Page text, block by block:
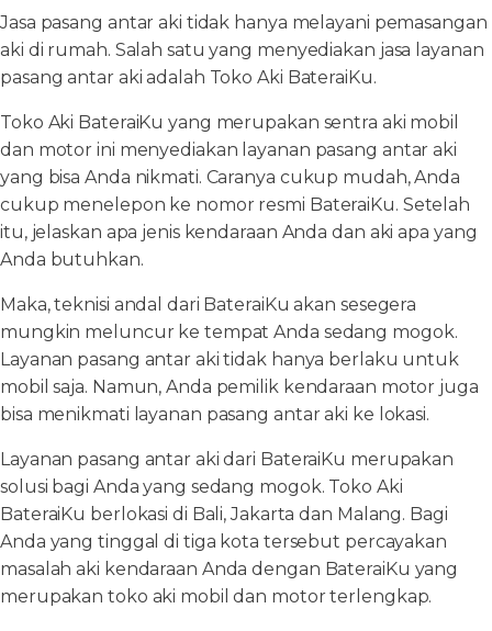
Jasa pasang antar aki tidak hanya melayani pemasangan
aki di rumah. Salah satu yang menyediakan jasa layanan
pasang antar aki adalah Toko Aki BateraiKu.
Toko Aki BateraiKu yang merupakan sentra aki mobil
dan motor ini menyediakan layanan pasang antar aki
yang bisa Anda nikmati. Caranya cukup mudah, Anda
cukup menelepon ke nomor resmi BateraiKu. Setelah
itu, jelaskan apa jenis kendaraan Anda dan aki apa yang
Anda butuhkan.
Maka, teknisi andal dari BateraiKu akan sesegera
mungkin meluncur ke tempat Anda sedang mogok.
Layanan pasang antar aki tidak hanya berlaku untuk
mobil saja. Namun, Anda pemilik kendaraan motor juga
bisa menikmati layanan pasang antar aki ke lokasi.
Layanan pasang antar aki dari BateraiKu merupakan
solusi bagi Anda yang sedang mogok. Toko Aki
BateraiKu berlokasi di Bali, Jakarta dan Malang. Bagi
Anda yang tinggal di tiga kota tersebut percayakan
masalah aki kendaraan Anda dengan BateraiKu yang
merupakan toko aki mobil dan motor terlengkap.